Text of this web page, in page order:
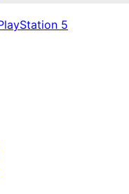
5